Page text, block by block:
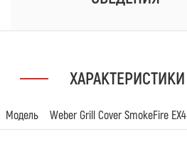
ХАРАКТЕРИСТИКИ
Модель Weber Grill Cover SmokeFire EX4